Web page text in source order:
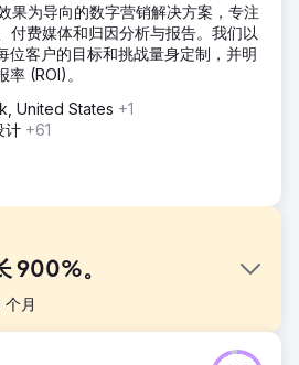
果为导向的数字营销解决方案，专注
付费媒体和归因分析与报告。我们以
位客户的目标和挑战量身定制，并明
(ROI)。
United States +1
计 +61
900%。
个月